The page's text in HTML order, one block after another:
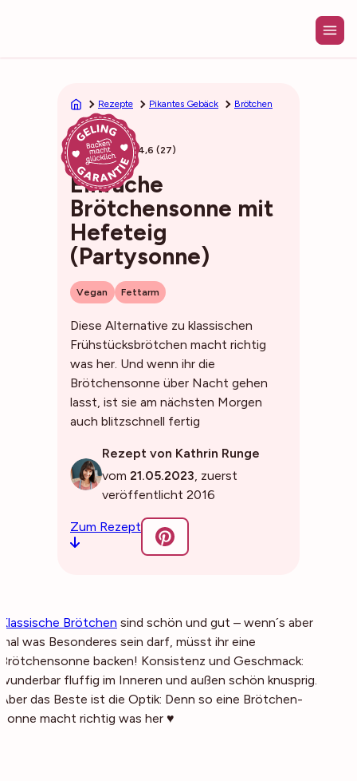
Rezepte Pikantes Gebäck Brötchen
50min 4,6 (27)
Einfache
Brötchensonne mit
Hefeteig
(Partysonne)
Vegan Fettarm
Diese Alternative zu klassischen
Frühstücksbrötchen macht richtig
was her. Und wenn ihr die
Brötchensonne über Nacht gehen
lasst, ist sie am nächsten Morgen
auch blitzschnell fertig
Rezept von Kathrin Runge
vom 21.05.2023, zuerst
veröffentlicht 2016
Zum Rezept
Klassische Brötchen sind schön und gut – wenn´s aber
mal was Besonderes sein darf, müsst ihr eine
Brötchensonne backen! Konsistenz und Geschmack:
wunderbar fluffig im Inneren und außen schön knusprig.
Aber das Beste ist die Optik: Denn so eine Brötchen-
Sonne macht richtig was her ♥